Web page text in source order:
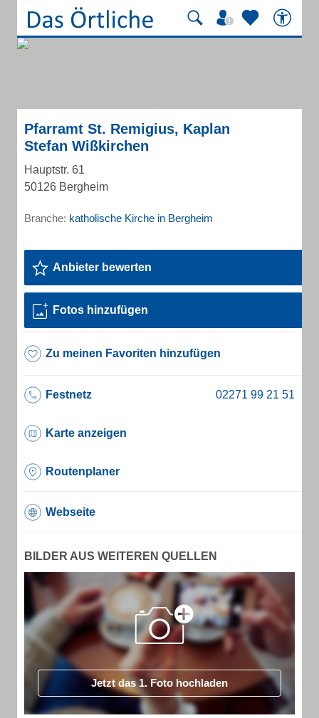
Pfarramt St. Remigius, Kaplan
Stefan Wißkirchen
Hauptstr. 61
50126 Bergheim
Branche: katholische Kirche in Bergheim
Anbieter bewerten
Fotos hinzufügen
Zu meinen Favoriten hinzufügen
Festnetz
Karte anzeigen
Routenplaner
Webseite
BILDER AUS WEITEREN QUELLEN
Jetzt das 1. Foto hochladen